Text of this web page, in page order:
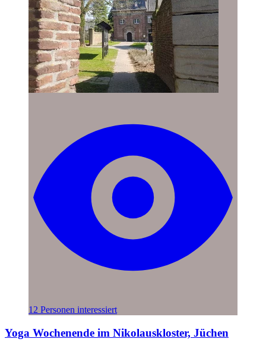
12 Personen interessiert
Yoga Wochenende im Nikolauskloster, Jüchen